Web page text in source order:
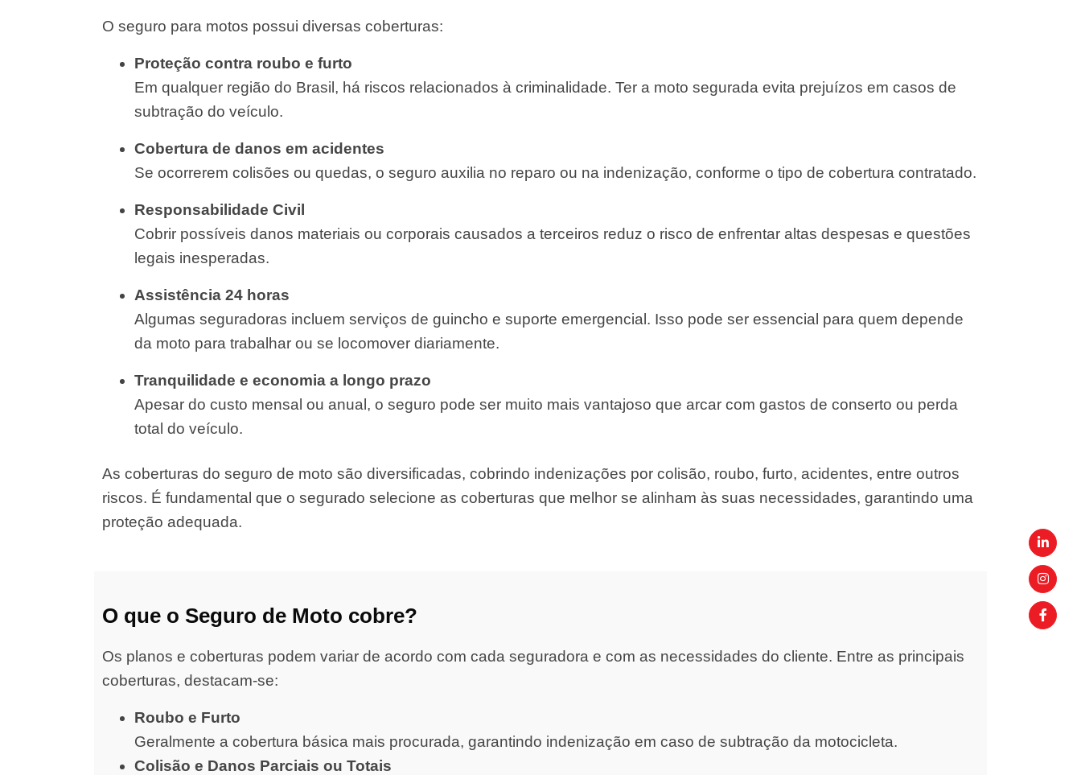
O seguro para motos possui diversas coberturas:
Proteção contra roubo e furto
Em qualquer região do Brasil, há riscos relacionados à criminalidade. Ter a moto segurada evita prejuízos em casos de
subtração do veículo.
Cobertura de danos em acidentes
Se ocorrerem colisões ou quedas, o seguro auxilia no reparo ou na indenização, conforme o tipo de cobertura contratado.
Responsabilidade Civil
Cobrir possíveis danos materiais ou corporais causados a terceiros reduz o risco de enfrentar altas despesas e questões
legais inesperadas.
Assistência 24 horas
Algumas seguradoras incluem serviços de guincho e suporte emergencial. Isso pode ser essencial para quem depende
da moto para trabalhar ou se locomover diariamente.
Tranquilidade e economia a longo prazo
Apesar do custo mensal ou anual, o seguro pode ser muito mais vantajoso que arcar com gastos de conserto ou perda
total do veículo.
As coberturas do seguro de moto são diversificadas, cobrindo indenizações por colisão, roubo, furto, acidentes, entre outros
riscos. É fundamental que o segurado selecione as coberturas que melhor se alinham às suas necessidades, garantindo uma
proteção adequada.
O que o Seguro de Moto cobre?
Os planos e coberturas podem variar de acordo com cada seguradora e com as necessidades do cliente. Entre as principais
coberturas, destacam-se:
Roubo e Furto
Geralmente a cobertura básica mais procurada, garantindo indenização em caso de subtração da motocicleta.
Colisão e Danos Parciais ou Totais